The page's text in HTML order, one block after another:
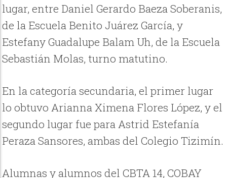
lugar, entre Daniel Gerardo Baeza Soberanis,
de la Escuela Benito Juárez García, y
Estefany Guadalupe Balam Uh, de la Escuela
Sebastián Molas, turno matutino.
En la categoría secundaria, el primer lugar
lo obtuvo Arianna Ximena Flores López, y el
segundo lugar fue para Astrid Estefanía
Peraza Sansores, ambas del Colegio Tizimín.
Alumnas y alumnos del CBTA 14, COBAY